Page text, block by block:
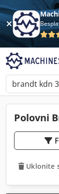
Polovni
Uklonite